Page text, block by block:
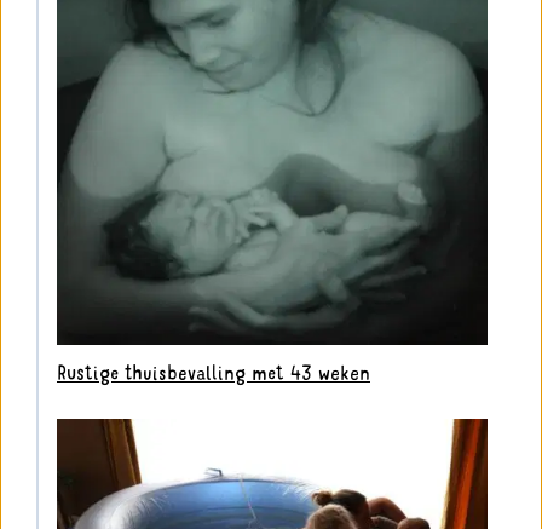
Rustige thuisbevalling met 43 weken